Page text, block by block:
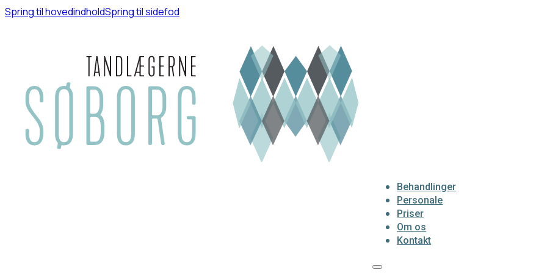
Spring til hovedindholdSpring til sidefod
Behandlinger
Personale
Priser
Om os
Kontakt